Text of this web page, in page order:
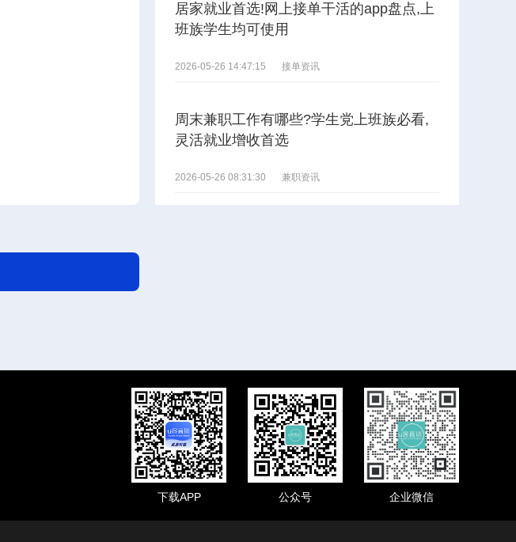
居家就业首选!网上接单干活的app盘点,上
班族学生均可使用
2026-05-26 14:47:15 接单资讯
周末兼职工作有哪些?学生党上班族必看,
灵活就业增收首选
2026-05-26 08:31:30 兼职资讯
下载APP 公众号 企业微信